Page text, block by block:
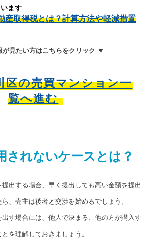
ます
産取得税とは？計算方法や軽減措置
見たい方はこちらをクリック ▼
区の売買マンション一
覧へ進む
されないケースとは？
出する場合、早く提出しても高い金額を提出
、売主は後者と交渉を始めるでしょう。
す場合には、他人で決まる、他の方が購入す
を理解しておきましょう。